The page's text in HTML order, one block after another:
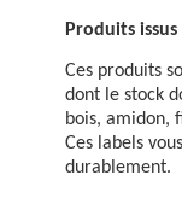
Produits
Ces produits
dont le stock
bois, amidon,
Ces labels
durablement.